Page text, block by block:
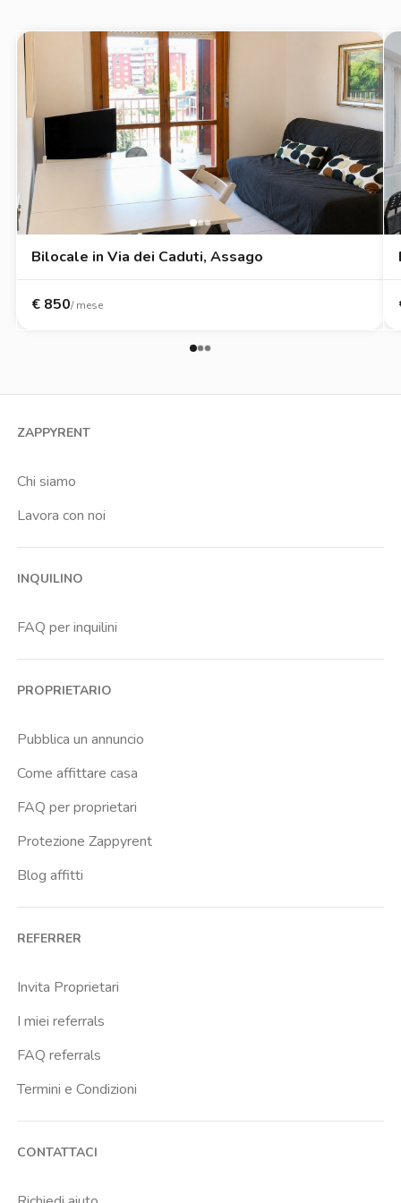
Bilocale in Via dei Caduti, Assago
€ 850/ mese
ZAPPYRENT
Chi siamo
Lavora con noi
INQUILINO
FAQ per inquilini
PROPRIETARIO
Pubblica un annuncio
Come affittare casa
FAQ per proprietari
Protezione Zappyrent
Blog affitti
REFERRER
Invita Proprietari
I miei referrals
FAQ referrals
Termini e Condizioni
CONTATTACI